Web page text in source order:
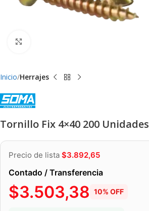
Inicio Herrajes
Tornillo Fix 4×40 200 Unidades
Precio de lista $3.892,65
Contado / Transferencia
$3.503,38 10% OFF